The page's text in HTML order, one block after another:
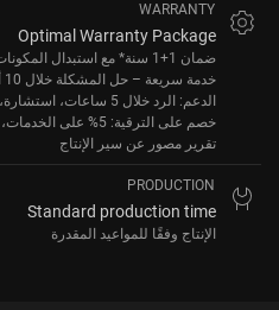
Optimal Warranty Package
ضمان 1+1 سنة* مع استبدال المكونات
خدمة سريعة – حل المشكلة خلال 10 أيام
الدعم: الرد خلال 5 ساعات، استشارة، مساعدة عن بُعد حتى 10 مرات
خصم على الترقية: 5% على الخدمات، 3% على المكونات
تقرير مصور عن سير الإنتاج
Standard production time
الإنتاج وفقًا للمواعيد المقدرة